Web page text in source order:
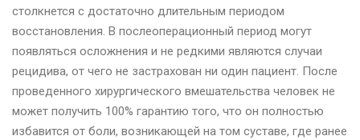
столкнется с достаточно длительным периодом
восстановления. В послеоперационный период могут
появляться осложнения и не редкими являются случаи
рецидива, от чего не застрахован ни один пациент. После
проведенного хирургического вмешательства человек не
может получить 100% гарантию того, что он полностью
избавится от боли, возникающей на том суставе, где ранее